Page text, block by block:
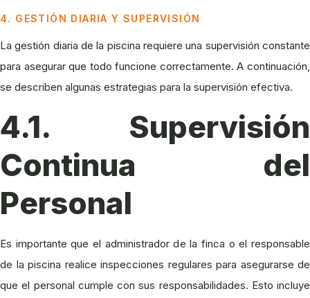
4. GESTIÓN DIARIA Y SUPERVISIÓN
La gestión diaria de la piscina requiere una supervisión constante
para asegurar que todo funcione correctamente. A continuación,
se describen algunas estrategias para la supervisión efectiva.
4.1. Supervisión
Continua del
Personal
Es importante que el administrador de la finca o el responsable
de la piscina realice inspecciones regulares para asegurarse de
que el personal cumple con sus responsabilidades. Esto incluye